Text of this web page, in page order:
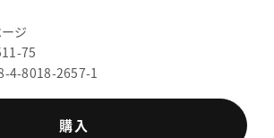
ジ
75
4-8018-2657-1
購入